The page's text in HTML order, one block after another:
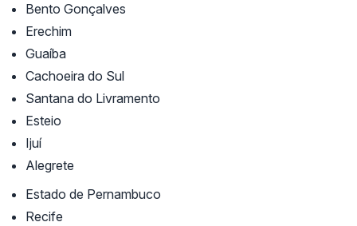
Bento Gonçalves
Erechim
Guaíba
Cachoeira do Sul
Santana do Livramento
Esteio
Ijuí
Alegrete
Estado de Pernambuco
Recife